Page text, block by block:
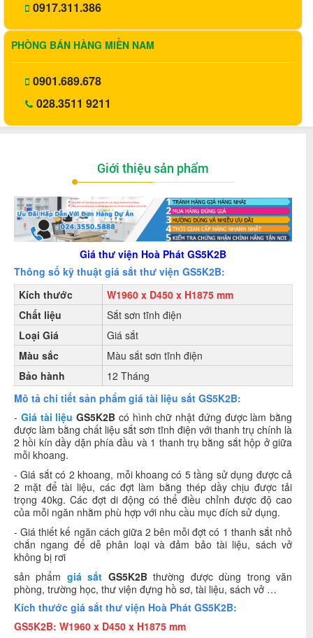
0917.311.386
PHÒNG BÁN HÀNG MIỀN NAM
0901.689.678
028.3511 9211
Giới thiệu sản phẩm
Giá thư viện Hoà Phát GS5K2B
Thông số kỹ thuật giá sắt thư viện GS5K2B:
Kích thước
W1960 x D450 x H1875 mm
Chất liệu
Sắt sơn tĩnh điện
Loại Giá
Giá sắt
Màu sắc
Màu sắt sơn tĩnh điện
Bảo hành
12 Tháng
Mô tả chi tiết sản phẩm giá tài liệu sắt GS5K2B:
- Giá tài liệu GS5K2B có hình chữ nhật đứng được làm bằng
được làm bằng chất liệu sắt sơn tĩnh điện với thanh trụ chính là
2 hồi kín dầy dặn phía đầu và 1 thanh trụ bằng sắt hộp ở giữa
mỗi khoang.
- Giá sắt có 2 khoang, mỗi khoang có 5 tầng sử dụng được cả
2 mặt để tài liệu, các đợt làm bằng thép dầy chịu được tải
trọng 40kg. Các đợt di động có thể điều chỉnh được độ cao
của mỗi ngăn nhằm phù hợp với nhu cầu mục đích sử dụng.
- Giá thiết kế ngăn cách giữa 2 bên mỗi đợt có 1 thanh sắt nhỏ
chắn ngang để dễ phân loại và đảm bảo tài liệu, sách vở
không bị rơi
sản phẩm giá sắt GS5K2Bthường được dùng trong văn
phòng, trường học, thư viện đựng hồ sơ, tài liệu, sách vở …
Kích thước giá sắt thư viện Hoà Phát GS5K2B:
GS5K2B: W1960 x D450 x H1875 mm